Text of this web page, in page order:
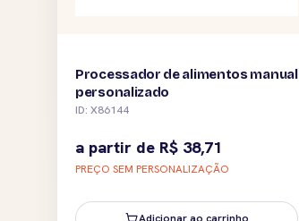
Processador de alimentos manual
personalizado
ID: X86144
a partir de R$ 38,71
PREÇO SEM PERSONALIZAÇÃO
Adicionar ao carrinho